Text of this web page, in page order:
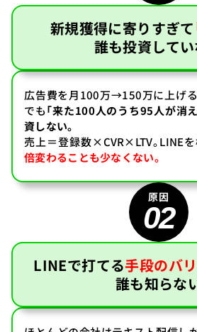
新規獲得に寄りすぎて
誰も投資して
広告費を月100万→150万に上げる
でも「来た100人のうち95人が消
資しない。
売上＝登録数×CVR×LTV。LINE
倍変わることも少なくない。
02
LINEで打てる手段のバ
誰も知らな